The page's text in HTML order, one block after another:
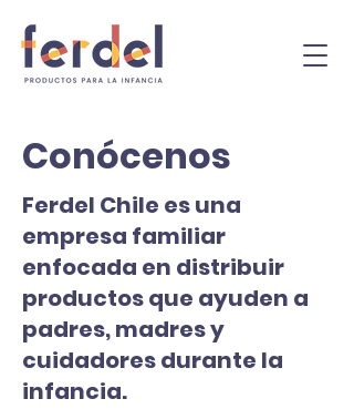
Conócenos
Ferdel Chile es una
empresa familiar
enfocada en distribuir
productos que ayuden a
padres, madres y
cuidadores durante la
infancia.